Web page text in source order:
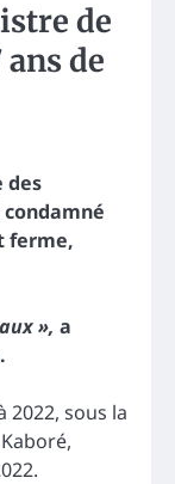
de
de
des
ferme,
», a
2022, sous la